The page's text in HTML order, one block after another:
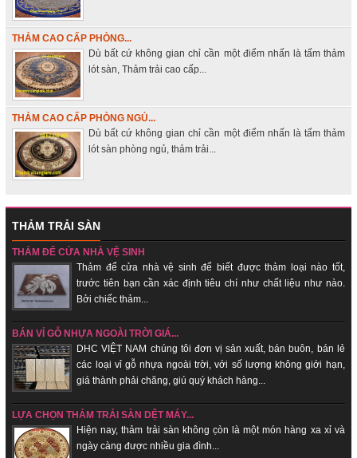
THẢM CAO CẤP PHÒNG...
Dù bất cứ không gian chỉ cần một điểm nhấn là tấm thảm
lót sàn, Thảm trải cao cấp...
THẢM CAO CẤP PHÒNG NGỦ...
Dù bất cứ không gian chỉ cần một điểm nhấn là tấm thảm
lót sàn phòng ngủ, thảm trải...
THẢM TRẢI SÀN
THẢM ĐỂ CỬA NHÀ VỆ SINH
Thảm để cửa nhà vệ sinh để biết được thảm loại nào tốt,
trước tiên bạn cần xác định tiêu chí như chất liệu như nào.
Bởi chiếc thảm...
BÁN VỈ GỖ NHỰA NGOÀI TRỜI GIÁ...
DHC VIỆT NAM chúng tôi đơn vị sản xuất, bán buôn, bán lẻ
các loại vỉ gỗ nhựa ngoài trời, với số lượng không giới hạn,
giá thành phải chăng, giú quý khách hàng...
LỰA CHỌN THẢM TRẢI SÀN DỆT MÁY...
Hiện nay, thảm trải sàn không c̣òn là một món hàng xa xỉ và
ngày càng được nhiều gia đình...